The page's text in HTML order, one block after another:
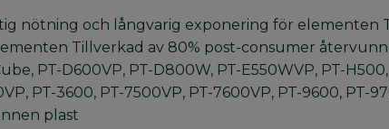
nötning och långvarig exponering för elementen
Tillverkad av 80% post-consumer
PT-D600VP, PT-D800W, PT-E550WVP, PT-
PT-3600, PT-7500VP, PT-7600VP, PT-9600,
plast